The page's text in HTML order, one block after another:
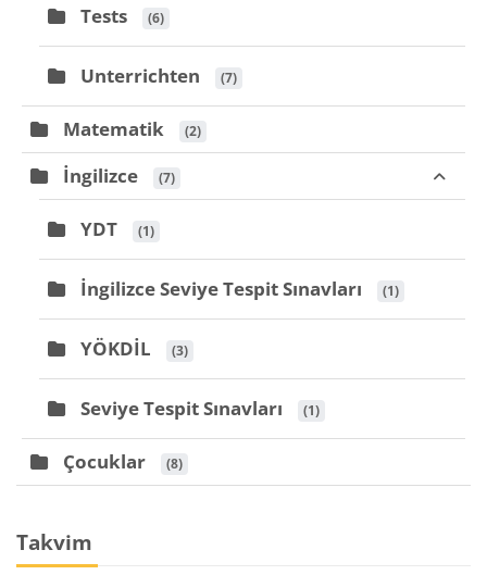
Tests (6)
Unterrichten (7)
Matematik (2)
İngilizce (7)
YDT (1)
İngilizce Seviye Tespit Sınavları (1)
YÖKDİL (3)
Seviye Tespit Sınavları (1)
Çocuklar (8)
Bloklar
Takvim